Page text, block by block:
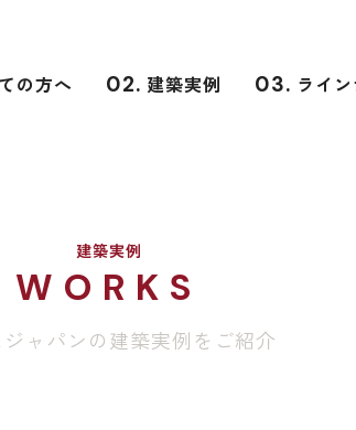
の方へ 02. 建築実例 03. ライ
建築実例
WORKS
ャパンの建築実例をご紹介